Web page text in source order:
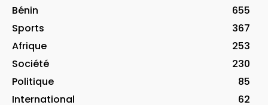
Bénin
655
Sports
367
Afrique
253
Société
230
Politique
85
International
62